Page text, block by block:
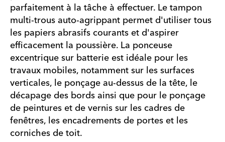
parfaitement à la tâche à effectuer. Le tampon
multi-trous auto-agrippant permet d'utiliser tous
les papiers abrasifs courants et d'aspirer
efficacement la poussière. La ponceuse
excentrique sur batterie est idéale pour les
travaux mobiles, notamment sur les surfaces
verticales, le ponçage au-dessus de la tête, le
décapage des bords ainsi que pour le ponçage
de peintures et de vernis sur les cadres de
fenêtres, les encadrements de portes et les
corniches de toit.